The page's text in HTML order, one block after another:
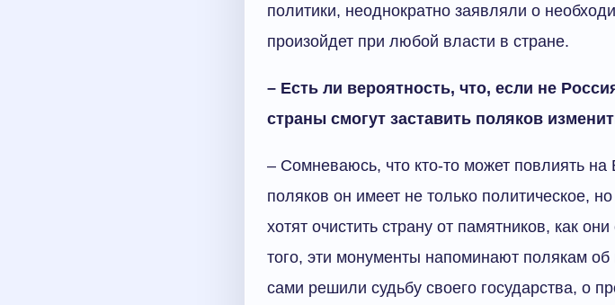
политики, неоднократно заявляли о
произойдет при любой власти в стране.
– Есть ли вероятность, что, если не
страны смогут заставить поляков
– Сомневаюсь, что кто-то может повлиять
поляков он имеет не только политическое,
хотят очистить страну от памятников, как
того, эти монументы напоминают полякам
сами решили судьбу своего государства, о